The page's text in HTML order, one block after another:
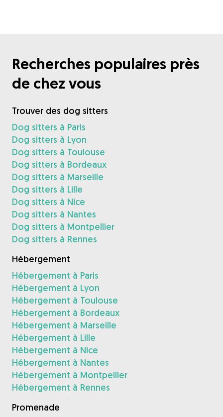
Recherches populaires près
de chez vous
Trouver des dog sitters
Dog sitters à Paris
Dog sitters à Lyon
Dog sitters à Toulouse
Dog sitters à Bordeaux
Dog sitters à Marseille
Dog sitters à Lille
Dog sitters à Nice
Dog sitters à Nantes
Dog sitters à Montpellier
Dog sitters à Rennes
Hébergement
Hébergement à Paris
Hébergement à Lyon
Hébergement à Toulouse
Hébergement à Bordeaux
Hébergement à Marseille
Hébergement à Lille
Hébergement à Nice
Hébergement à Nantes
Hébergement à Montpellier
Hébergement à Rennes
Promenade